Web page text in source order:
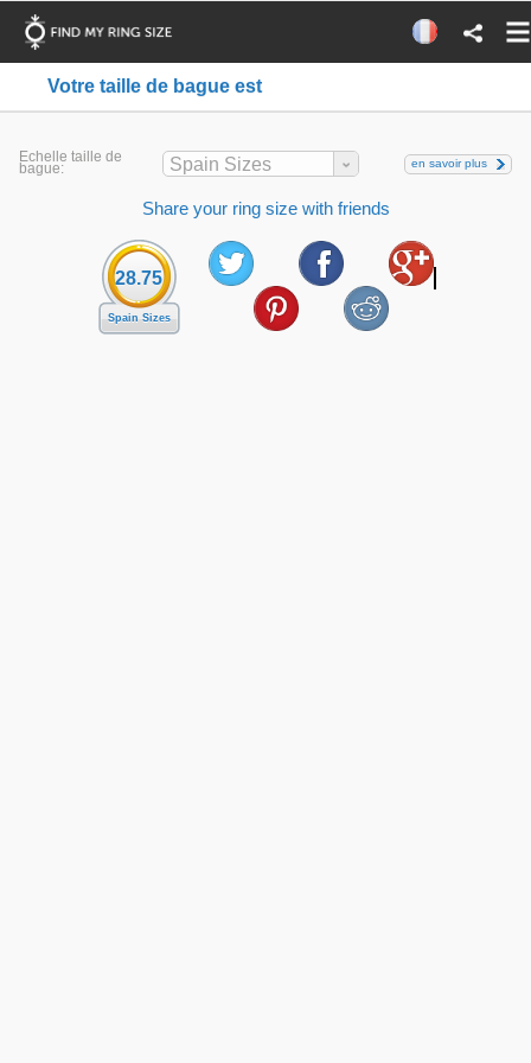
Votre taille de bague est
Echelle taille de
bague: Spain Sizes en savoir plus
Share your ring size with friends
28.75
Spain Sizes